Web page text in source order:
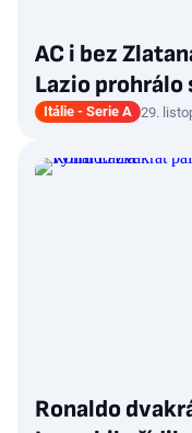
AC i bez
Lazio prohrálo
Itálie - Serie A 29.
Ronaldo